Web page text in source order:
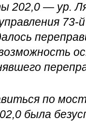
202,0 — ур.
73-
по
была